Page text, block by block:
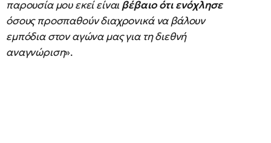
παρουσία μου εκεί είναι βέβαιο ότι ενόχλησε
όσους προσπαθούν διαχρονικά να βάλουν
εμπόδια στον αγώνα μας για τη διεθνή
αναγνώριση».